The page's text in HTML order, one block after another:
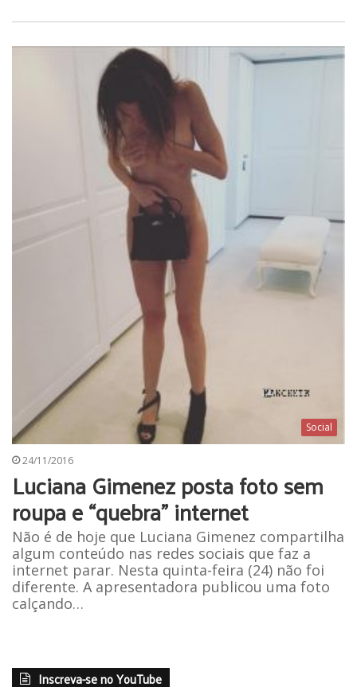
Social
24/11/2016
Luciana Gimenez posta foto sem
roupa e “quebra” internet
Não é de hoje que Luciana Gimenez compartilha
algum conteúdo nas redes sociais que faz a
internet parar. Nesta quinta-feira (24) não foi
diferente. A apresentadora publicou uma foto
calçando…
Inscreva-se no YouTube